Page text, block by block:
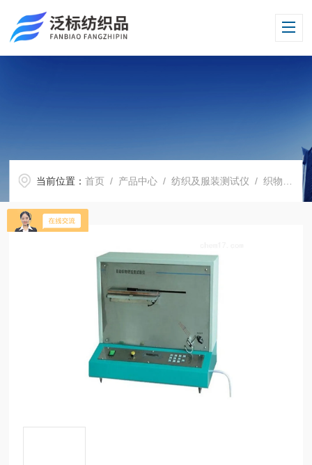
当前位置：首页 / 产品中心 /纺织及服装测试仪 /织物硬挺度测试仪